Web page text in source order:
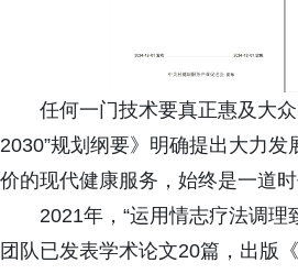
任何一门技术要真正惠及大
2030”规划纲要》明确提出大力
价的现代健康服务，始终是一道时
2021年，“运用情志疗法调理
团队已发表学术论文20篇，出版